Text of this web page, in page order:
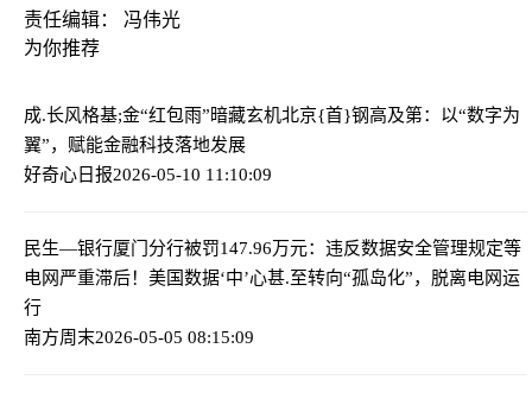
责任编辑： 冯伟光
为你推荐
成.长风格基;金“红包雨”暗藏玄机北京{首}钢高及第：以“数字为
翼”，赋能金融科技落地发展
好奇心日报2026-05-10 11:10:09
民生—银行厦门分行被罚147.96万元：违反数据安全管理规定等
电网严重滞后！美国数据‘中’心甚.至转向“孤岛化”，脱离电网运
行
南方周末2026-05-05 08:15:09